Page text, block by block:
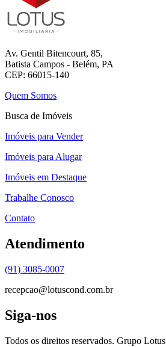
Av. Gentil Bitencourt, 85,
Batista Campos - Belém, PA
CEP: 66015-140
Quem Somos
Busca de Imóveis
Imóveis para Vender
Imóveis para Alugar
Imóveis em Destaque
Trabalhe Conosco
Contato
Atendimento
(91) 3085-0007
recepcao@lotuscond.com.br
Siga-nos
Todos os direitos reservados. Grupo Lotus